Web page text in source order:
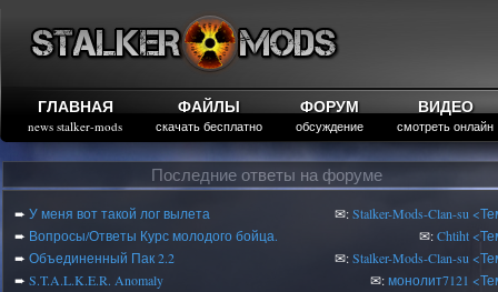
ГЛАВНАЯ
news stalker-mods
ФАЙЛЫ
скачать бесплатно
ФОРУМ
обсуждение
ВИДЕО
смотреть онлайн
Последние ответы на форуме
➨ У меня вот такой лог вылета ✉:Stalker-Mods-Clan-su
➨ Вопросы/Ответы Курс молодого бойца. ✉:Chtiht
➨ Объединенный Пак 2.2 ✉:Stalker-Mods-Clan-su
➨ S.T.A.L.K.E.R. Anomaly ✉:монолит7121